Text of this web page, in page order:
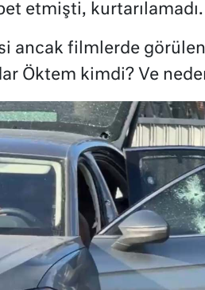
etmişti, kurtarılamadı.
ancak filmlerde
Öktem kimdi? Ve